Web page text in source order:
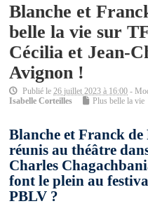
Blanche et
belle la vie sur
Cécilia et Jean-
Avignon !
Publié le26 juillet 2023 à 16:00 -
Isabelle Corteilles
Plus belle la vie
Blanche et Franck
réunis au théâtre
Charles
font le plein au
PBLV ?